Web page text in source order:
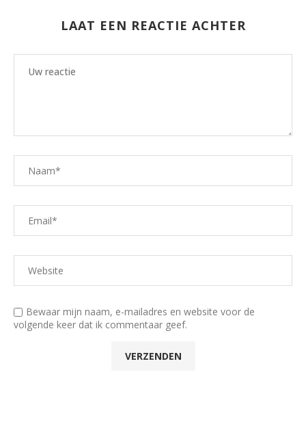
LAAT EEN REACTIE ACHTER
Bewaar mijn naam, e-mailadres en website voor de
volgende keer dat ik commentaar geef.